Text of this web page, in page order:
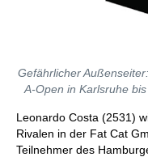
Gefährlicher
A-Open in Karlsruhe
Leonardo Costa (2531)
Rivalen in der Fat Cat
Teilnehmer des